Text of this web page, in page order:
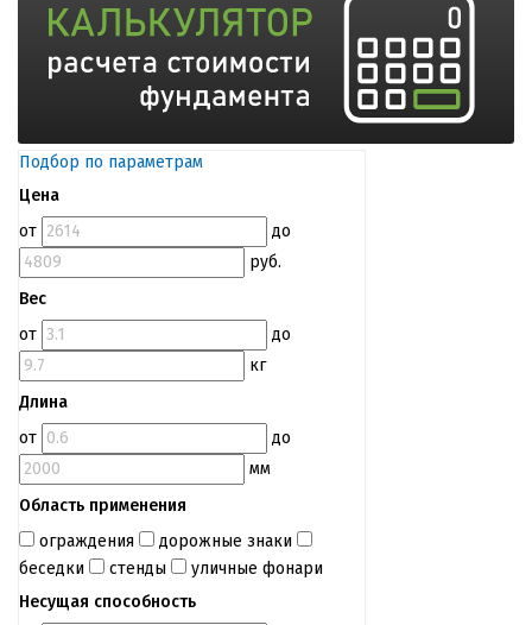
Подбор по параметрам
Цена
от
до
руб.
Вес
от
до
кг
Длина
от
до
мм
Область применения
ограждения
дорожные знаки
беседки
стенды
уличные фонари
Несущая способность